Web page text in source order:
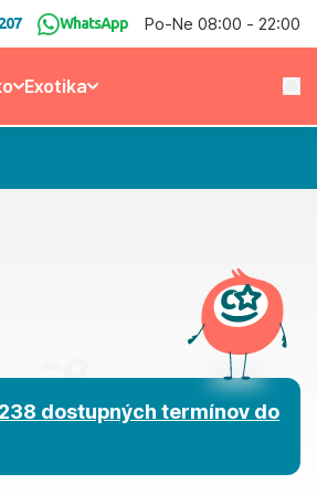
WhatsApp Po-Ne 08:00 - 22:00
Exotika
dostupných termínov do